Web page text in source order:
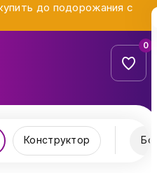
до подорожания с
0
Конструктор